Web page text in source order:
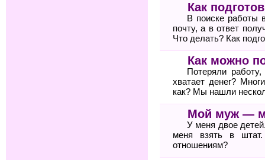
Как
В поиске работы
почту, а в ответ
Что делать? Как
Как можно
Потеряли
хватает денег?
как? Мы нашли
Мой муж —
У меня двое
меня взять в
отношениям?